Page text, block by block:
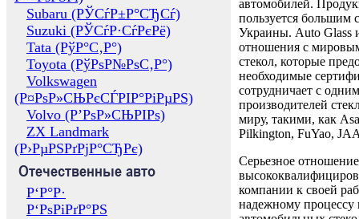
Subaru (РЎСѓР±Р°СЂСѓ)
Suzuki (РЎСѓР·СѓРєРё)
Tata (РўР°С‚Р°)
Toyota (РўРѕР№РѕС‚Р°)
Volkswagen
(Р¤РѕР»СЊРєСЃРІР°РіРµРЅ)
Volvo (Р’РѕР»СЊРІРѕ)
ZX Landmark
(Р›РµРЅРґРјР°СЂРє)
Отечественные авто
Р‘Р°Р·
Р‘РѕРіРґР°РЅ
автомобилей.
пользуется большим
Украины. Auto Glass
отношения с
стекол, которые
необходимые
сотрудничает с
производителей
миру, такими, как
Pilkington, FuYao,
Серьезное отношение
компании к своей
надежному процессу